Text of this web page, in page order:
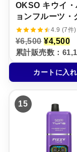
OKSO キウイ
ョンフルーツ・
× ストロベリー
リー【ニコパフ
4.9 (7件)
¥6,500 元
の
価
格
は
¥
0
し
た
¥4,500現
在
5
で
累計販売数：
カートに入
15